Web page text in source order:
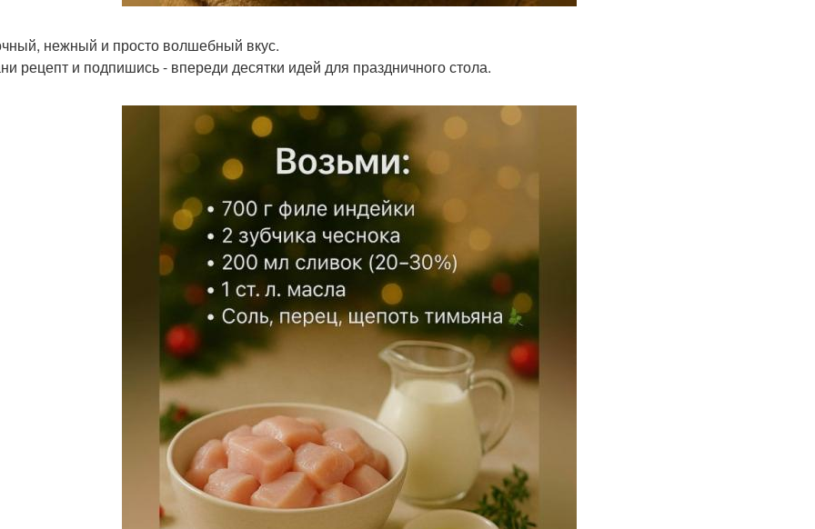
нежный и просто волшебный вкус.
рецепт и подпишись - впереди десятки идей для праздничного стола.